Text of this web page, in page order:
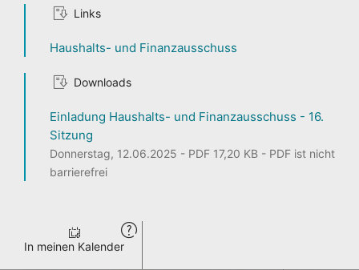
Links
Haushalts- und Finanzausschuss
Downloads
Einladung Haushalts- und Finanzausschuss - 16.
Sitzung
Donnerstag, 12.06.2025 - PDF 17,20 KB - PDF ist nicht
barrierefrei
In meinen Kalender
TAG DER
OFFENEN TÜR
1 2 3
PRESSE
ENTDECKEN
PERSONEN
VERANSTALTUNGEN
LANDTAG LIVE